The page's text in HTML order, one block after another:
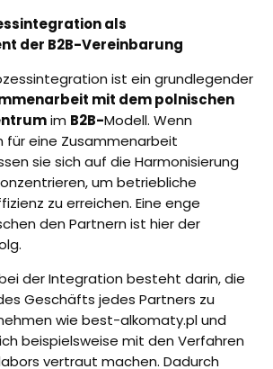
als
der B2B-Vereinbarung
ist ein grundlegender
mit dem polnischen
im B2B-Modell. Wenn
für eine Zusammenarbeit
sie sich auf die Harmonisierung
um betriebliche
zu erreichen. Eine enge
den Partnern ist hier der
der Integration besteht darin, die
Geschäfts jedes Partners zu
wie best-alkomaty.pl und
beispielsweise mit den Verfahren
vertraut machen. Dadurch